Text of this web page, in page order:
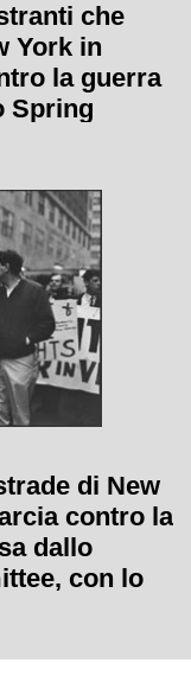
che
York in
la guerra
Spring
di New
contro la
dallo
con lo